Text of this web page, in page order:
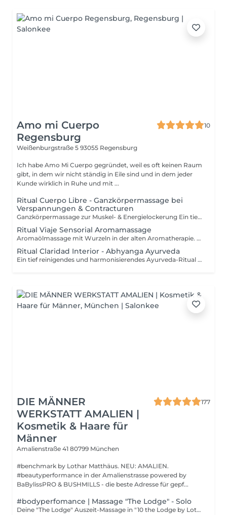
Amo mi Cuerpo
Regensburg
10
Weißenburgstraße 5 93055 Regensburg
Ich habe Amo Mi Cuerpo gegründet, weil es oft keinen Raum
gibt, in dem wir nicht ständig in Eile sind und in dem jeder
Kunde wirklich in Ruhe und mit ...
Ritual Cuerpo Libre - Ganzkörpermassage bei
Verspannungen & Contracturen
Ganzkörpermassage zur Muskel- & Energielockerung Ein tief wirkendes Ritual zur Lösung von Verspannungen und Contracturen sowie zur sanften Befreiung emotionaler Blockaden. Inspiriert von der klassischen schwedischen Massagetechnik, die Anfang des 20. Jahrhunderts in Europa entwickelt wurde, um verspannte Muskulatur gezielt zu lockern. Mit achtsamen, kraftvollen Griffen unterstützt diese Massage deinen Körper dabei, wieder in Fluss zu kommen von Kopf bis Fuß, spürbar leicht und energiegeladen.
Ritual Viaje Sensorial Aromamassage
Aromaölmassage mit Wurzeln in der alten Aromatherapie. Ein sinnliches Ritual, das die Kraft der Berührung mit der Heilkraft ätherischer Öle vereint. Inspiriert von jahrtausendealten Traditionen der Aromatherapie aus Ägypten, Indien und Griechenland. Die warmen, naturreinen Öle und sanften Massagegriffe führen dich auf eine Reise durch deine Sinne zurück zu innerer Ruhe, Ausgeglichenheit und Regeneration.
Ritual Claridad Interior - Abhyanga Ayurveda
Ein tief reinigendes und harmonisierendes Ayurveda-Ritual für Körper und Geist. Inspiriert von der traditionellen Abhyanga-Massage mit warmem Kräuteröl, unterstützt es die Ausleitung von Ama (Schlackenstoffen), fördert den Energiefluss und stärkt das innere Gleichgewicht. Sanfte, rhythmische Streichungen nähren das Gewebe, entspannen das Nervensystem und laden dich ein, körperliche und mentale Klarheit zu erfahren, für neue Leichtigkeit und innere Ruhe.
DIE MÄNNER
WERKSTATT AMALIEN |
Kosmetik & Haare für
Männer
177
Amalienstraße 41 80799 München
#benchmark by Lothar Matthäus. NEU: AMALIEN.
#beautyperformance in der Amalienstrasse powered by
BaBylissPRO & BUSHMILLS - die beste Adresse für gepf...
#bodyperfomance | Massage "The Lodge" - Solo
Deine "The Lodge" Auszeit-Massage in "10 the Lodge by Lothar Matthäus". Gönn Dir die entspannendste Gankörper-Massage Münchens im exklusiven Private Spa in der Männer Werkstatt. Hier bekommst Du mehr als nur Entspannung. Du bekommst eine Massage, die sitzt - tiefgehend, präzise und auf dich abgestimmt. Ob Verspannungen lösen oder einfach runterkommen: Unsere Expertinnen wissen, was Männer brauchen. Das Ambiente? Lass Dich überraschen... Softdrinks, Bier und/ oder BUSHMILLS sind natürlich inkludiert. "10 the Lodge by Lothar Matthäus" - nur für Männer. Nur bei uns im bestbewerteten Studio für gepflegte Männer in Deutschland.